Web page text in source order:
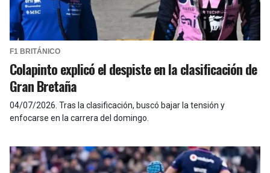
F1 BRITÁNICO
Colapinto explicó el despiste en la clasificación de
Gran Bretaña
04/07/2026 Tras la clasificación, buscó bajar la tensión y
enfocarse en la carrera del domingo.